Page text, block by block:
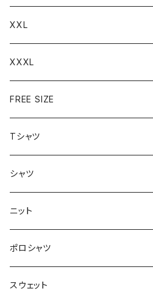
XXL
XXXL
FREE SIZE
Tシャツ
半袖
ロングTシャツ
タンクトップ
シャツ
ニット
ポロシャツ
スウェット